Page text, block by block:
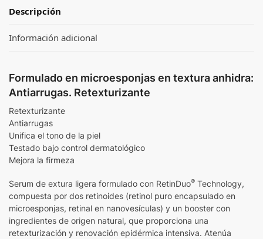
Descripción
Información adicional
Formulado en microesponjas en textura anhidra:
Antiarrugas. Retexturizante
Retexturizante
Antiarrugas
Unifica el tono de la piel
Testado bajo control dermatológico
Mejora la firmeza
Serum de extura ligera formulado con RetinDuo® Technology,
compuesta por dos retinoides (retinol puro encapsulado en
microesponjas, retinal en nanovesículas) y un booster con
ingredientes de origen natural, que proporciona una
retexturización y renovación epidérmica intensiva. Atenúa